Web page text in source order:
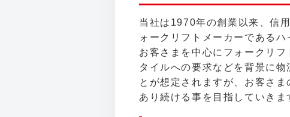
当社は1970年の創業以来、信
ォークリフトメーカーである
お客さまを中心にフォークリ
タイルへの要求などを背景に
とが想定されますが、お客さ
あり続ける事を目指していきま